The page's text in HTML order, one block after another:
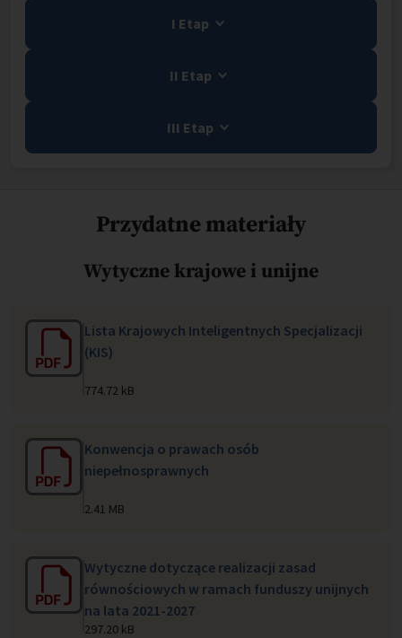
I Etap
II Etap
III Etap
Przydatne materiały
Wytyczne krajowe i unijne
Lista Krajowych Inteligentnych Specjalizacji
(KIS)
774.72 kB
Konwencja o prawach osób
niepełnosprawnych
2.41 MB
Wytyczne dotyczące realizacji zasad
równościowych w ramach funduszy unijnych
na lata 2021-2027
297.20 kB